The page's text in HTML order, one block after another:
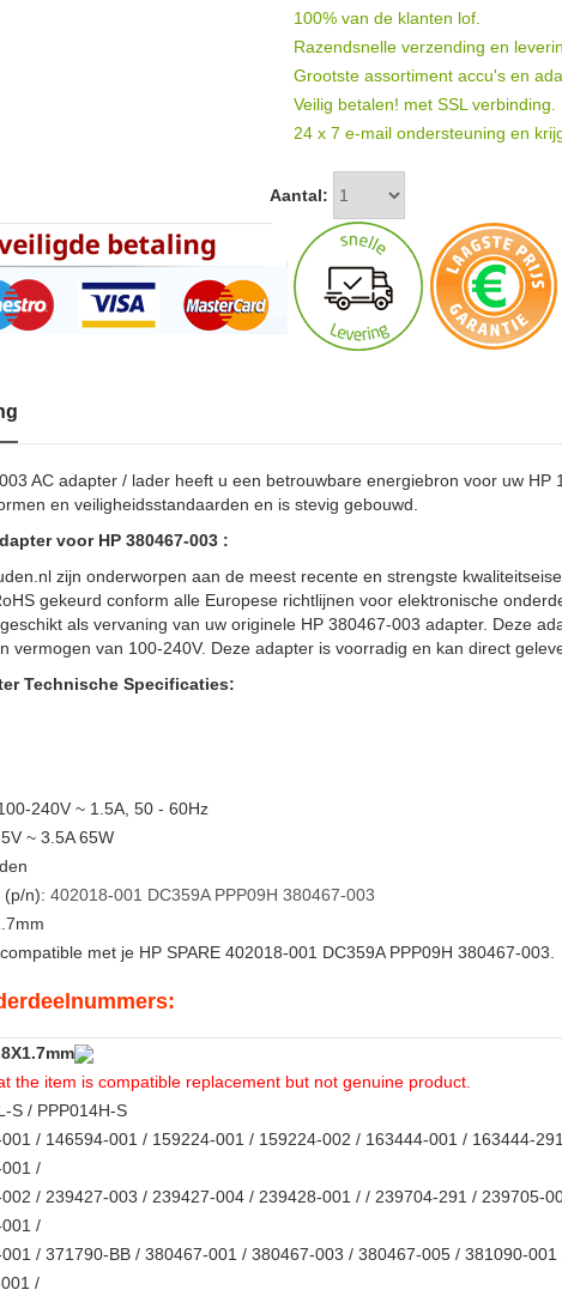
100% van de klanten lof.
Razendsnelle verzending en
Grootste assortiment accu's en
Veilig betalen! met SSL verbinding.
24 x 7 e-mail ondersteuning en
Aantal:
AC adapter / lader heeft u een betrouwbare energiebron voor uw HP
en veiligheidsstandaarden en is stevig gebouwd.
voor HP 380467-003 :
zijn onderworpen aan de meest recente en strengste
gekeurd conform alle Europese richtlijnen voor elektronische
als vervaning van uw originele HP 380467-003 adapter. Deze
vermogen van 100-240V. Deze adapter is voorradig en kan direct
Technische Specificaties:
240V ~ 1.5A, 50 - 60Hz
~ 3.5A 65W
(p/n): 402018-001 DC359A PPP09H 380467-003
met je HP SPARE 402018-001 DC359A PPP09H 380467-003.
the item is compatible replacement but not genuine product.
S / PPP014H-S
/ 146594-001 / 159224-001 / 159224-002 / 163444-001 / 163444-
/
/ 239427-003 / 239427-004 / 239428-001 / / 239704-291 / 239705-
/
/ 371790-BB / 380467-001 / 380467-003 / 380467-005 / 381090-
/